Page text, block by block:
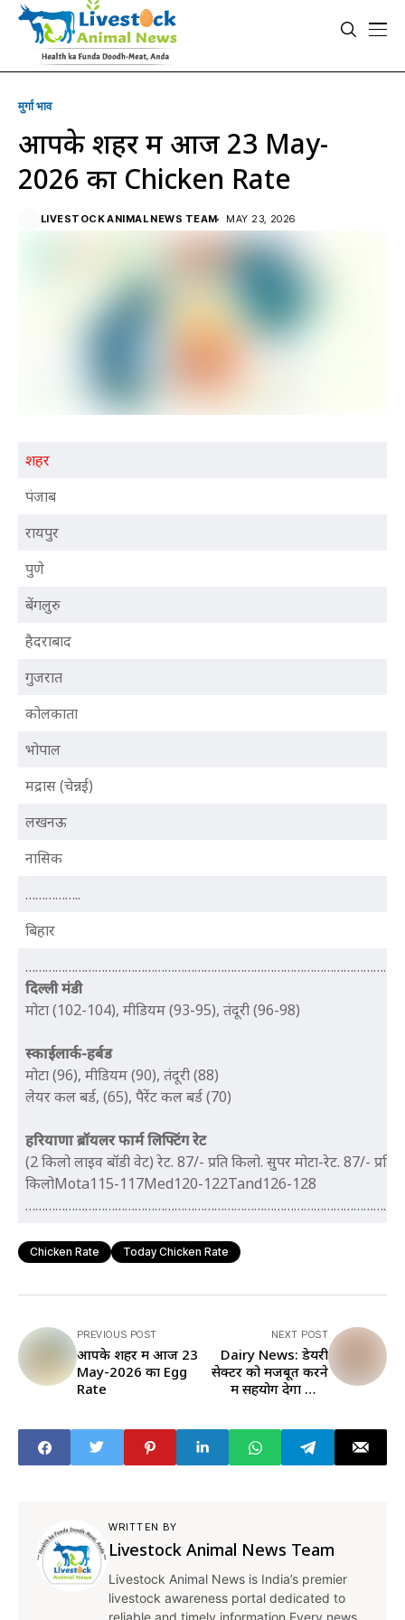
मुर्गा भाव
आपके शहर में आज 23 May-
2026 का Chicken Rate
LIVESTOCK ANIMAL NEWS TEAM MAY 23, 2026
शहर
पंजाब
रायपुर
पुणे
बेंगलुरु
हैदराबाद
गुजरात
कोलकाता
भोपाल
मद्रास (चेन्नई)
लखनऊ
नासिक
……………..
बिहार
…………………………………………………………………………………………………..
दिल्लीमंडी
मोटा (102-104), मीडियम (93-95), तंदूरी (96-98)
स्काईलार्क-हर्बड
मोटा (96), मीडियम (90), तंदूरी (88)
लेयर कल बर्ड, (65), पैरेंट कल बर्ड (70)
हरियाणा ब्रॉयलर फार्म ​लिफ्टिंग रेट
(2 किलो लाइव बॉडी वेट) रेट. 87/- प्रति किलो. सुपर मोटा-रेट. 87/- प्रति
किलोMota115-117Med120-122Tand126-128
…………………………………………………………………………………………………
Chicken Rate Today Chicken Rate
PREVIOUS POST
आपके शहर में आज 23
May-2026 का Egg
Rate
NEXT POST
Dairy News: डेयरी
सेक्टर को मजबूत करने
में सहयोग देगा खाद्य
WRITTEN BY
Livestock Animal News Team
Livestock Animal News is India’s premier
livestock awareness portal dedicated to
reliable and timely information.Every news